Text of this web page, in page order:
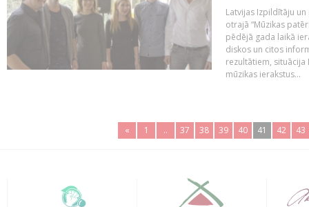
Latvijas Izpildītāju
otrajā “Mūzikas
pēdējā gada laikā
diskos un citos
rezultātiem, situācija
mūzikas ierakstus...
« 1 .. 37 38 39 40 41 42 43